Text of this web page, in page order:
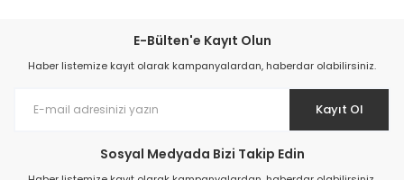
E-Bülten'e Kayıt Olun
Haber listemize kayıt olarak kampanyalardan, haberdar olabilirsiniz.
Kayıt Ol
Sosyal Medyada Bizi Takip Edin